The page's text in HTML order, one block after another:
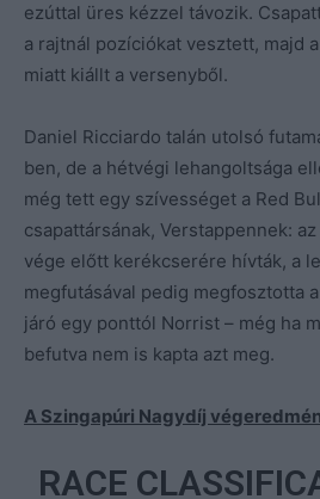
ezúttal üres kézzel távozik.
a rajtnál pozíciókat vesztett, majd
miatt kiállt a versenyből.
Daniel Ricciardo talán utolsó
ben, de a hétvégi lehangoltsága
még tett egy szívességet a Red
csapattársának, Verstappennek:
vége előtt kerékcserére hívták, a
megfutásával pedig megfosztotta
járó egy ponttól Norrist – még ha
befutva nem is kapta azt meg.
A Szingapúri Nagydíj
RACE